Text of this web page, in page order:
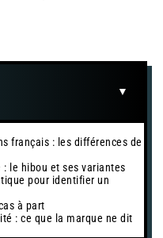
français : les différences de
: le hibou et ses variantes
pour identifier un
à part
: ce que la marque ne dit